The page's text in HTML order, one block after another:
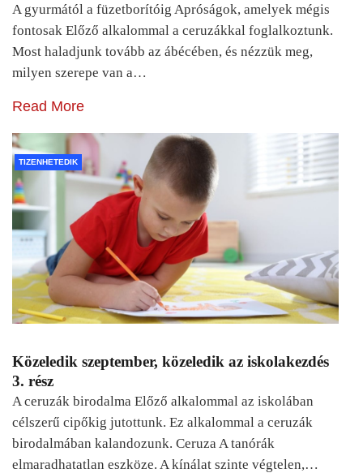
A gyurmától a füzetborítóig Apróságok, amelyek mégis
fontosak Előző alkalommal a ceruzákkal foglalkoztunk.
Most haladjunk tovább az ábécében, és nézzük meg,
milyen szerepe van a…
Read More
TIZENHETEDIK
Közeledik szeptember, közeledik az iskolakezdés
3. rész
A ceruzák birodalma Előző alkalommal az iskolában
célszerű cipőkig jutottunk. Ez alkalommal a ceruzák
birodalmában kalandozunk. Ceruza A tanórák
elmaradhatatlan eszköze. A kínálat szinte végtelen,…